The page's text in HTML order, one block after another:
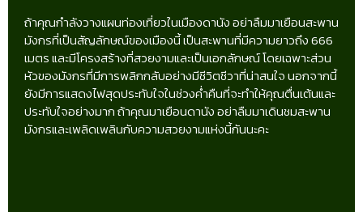
ถ้าคุณกำลังวางแผนท่องเที่ยวในเมืองดานัง อย่าลืมมาเยือนสะพาน
มังกรที่เป็นสัญลักษณ์ของเมืองนี้ เป็นสะพานที่มีความยาวถึง 666
เมตร และมีโครงสร้างที่สวยงามและเป็นเอกลักษณ์ โดยเฉพาะส่วน
หัวของมังกรที่มีการพลิกกลับอย่างมีชีวิตชีวาที่น่าสนใจ นอกจากนี้
ยังมีการแสดงไฟสุดประทับใจในช่วงค่ำคืนที่จะทำให้คุณตื่นเต้นและ
ประทับใจอย่างมาก ถ้าคุณมาเยือนดานัง อย่าลืมมาเดินชมสะพาน
มังกรและเพลิดเพลินกับความสวยงามแห่งนี้กันนะคะ